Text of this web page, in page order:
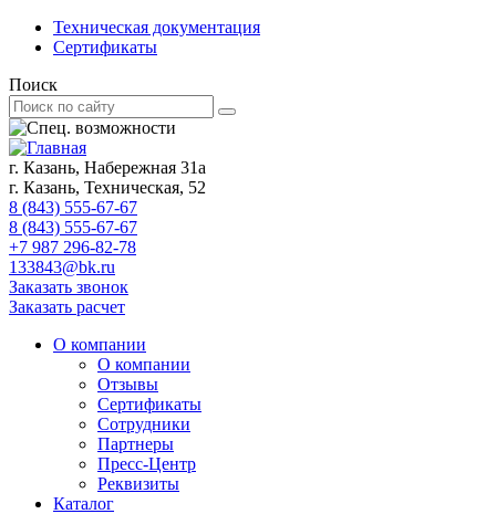
Техническая документация
Сертификаты
Поиск
г. Казань, Набережная 31а
г. Казань, Техническая, 52
8 (843) 555-67-67
8 (843) 555-67-67
+7 987 296-82-78
133843@bk.ru
Заказать звонок
Заказать расчет
О компании
О компании
Отзывы
Сертификаты
Сотрудники
Партнеры
Пресс-Центр
Реквизиты
Каталог